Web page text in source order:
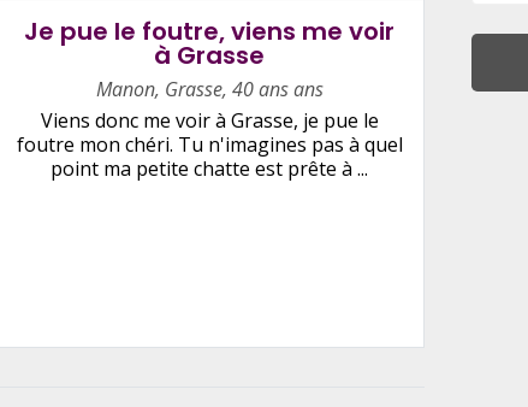
Je pue le foutre, viens me voir
à Grasse
Manon, Grasse, 40 ans ans
Viens donc me voir à Grasse, je pue le
foutre mon chéri. Tu n'imagines pas à quel
point ma petite chatte est prête à ...